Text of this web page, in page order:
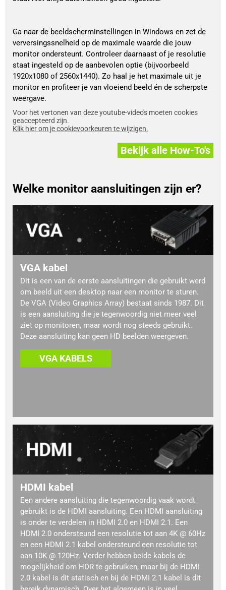
Ga naar de beeldscherminstellingen in Windows en zet de
verversingssnelheid op de maximale waarde die jouw
monitor ondersteunt. Controleer daarnaast of je resolutie
staat ingesteld op de aanbevolen optie (bijvoorbeeld
1920x1080 of 2560x1440). Zo haal je het maximale uit je
monitor en profiteer je van vloeiend beeld én de scherpste
weergave.
Voor het vertonen van deze youtube-video's moeten cookies
geaccepteerd zijn.
Klik hier om je cookievoorkeuren te wijzigen.
Bekijk alle How-To's
Welke monitor aansluitingen zijn er?
VGA kabel
Dit is een van de eerste aansluitingen die gebruikt werd
om beeld uit een desktop naar een monitor te sturen.
De VGA (Video Graphics Array) bestaat sinds 1987. Dit
is een aansluiting die je tegenwoordig niet meer veel
ziet op monitoren, maar wordt nog steeds gebruikt.
Deze aansluiting kan geen HD beelden weergeven.
VGA KABELS
HDMI kabel
Een andere aansluiting die tegenwoordig vaak wordt
gebruikt is de HDMI aansluiting. Een HDMI aansluiting
is onder te verdelen in HDMI 2.0 en HDMI 2.1. Een
HDMI 2.0 ondersteund een resolutie tot aan 4K @ 60Hz
en een HDMI 2.1 kabel ondersteund een resolutie tot
aan 10K @ 120Hz. Verder hebben beide kabels de
mogelijkheid om HDR te gebruiken, maar bij de HDMI
2.0 kabel is dit statisch en bij de HDMI 2.1 kabel is dit